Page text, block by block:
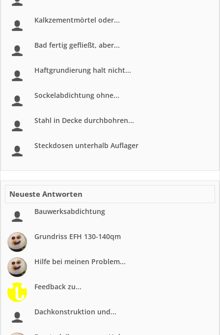
Kalkzementmörtel oder...
Bad fertig gefließt, aber...
Haftgrundierung halt nicht...
Sockelabdichtung ohne...
Stahl in Decke durchbohren...
Steckdosen unterhalb Auflager
Neueste Antworten
Bauwerksabdichtung
Grundriss EFH 130-140qm
Hilfe bei meinen Problem...
Feedback zu...
Dachkonstruktion und...